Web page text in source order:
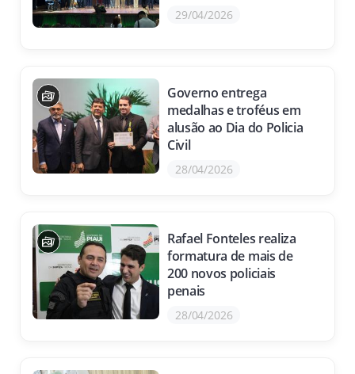
29/04/2026
Governo entrega
medalhas e troféus em
alusão ao Dia do Policia
Civil
28/04/2026
Rafael Fonteles realiza
formatura de mais de
200 novos policiais
penais
28/04/2026